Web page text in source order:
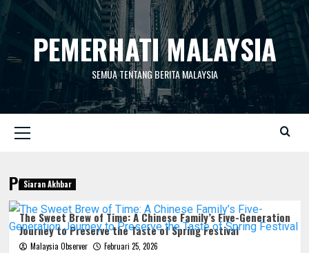
Skip
contentPEMERHATI MALAYSIA
SEMUA TENTANG BERITA MALAYSIA
Menu
Preserve
Siaran Akhbar
The Sweet Brew of Time: A Chinese Family’s Five-Generation
Journey to Preserve the Taste of Spring Festival
Malaysia Observer
Februari 25, 2026